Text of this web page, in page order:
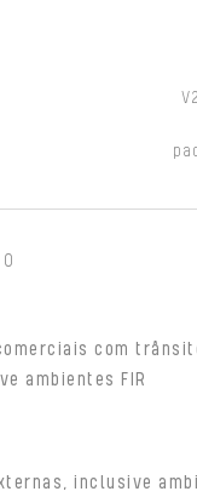
com
ambientes FIR
inclusive